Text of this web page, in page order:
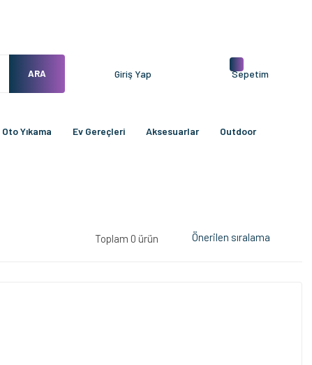
ARA Giriş Yap Sepetim
Oto Yıkama Ev Gereçleri Aksesuarlar Outdoor
Toplam 0 ürün